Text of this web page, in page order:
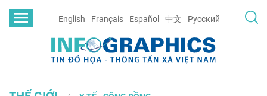
English Français Español 中文 Русский